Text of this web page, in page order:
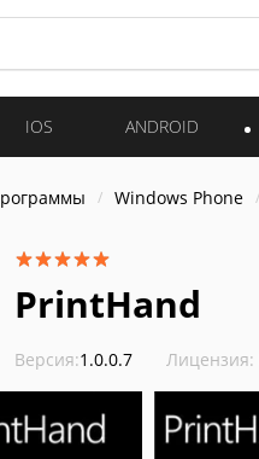
IOS ANDROID
Windows Phone
PrintHand
Версия:1.0.0.7 Лицензия: